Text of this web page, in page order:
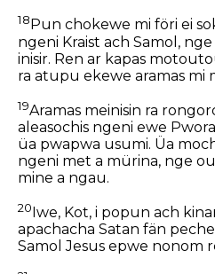
18 Pun chokewe mi föri ei
ngeni Kraist ach Samol,
inisir. Ren ar kapas
ra atupu ekewe aramas mi
19Aramas meinisin ra
aleasochis ngeni ewe
üa pwapwa usumi. Üa
ngeni met a mürina, nge
mine a ngau.
20 Iwe, Kot, i popun ach
apachacha Satan fän
Samol Jesus epwe nonom